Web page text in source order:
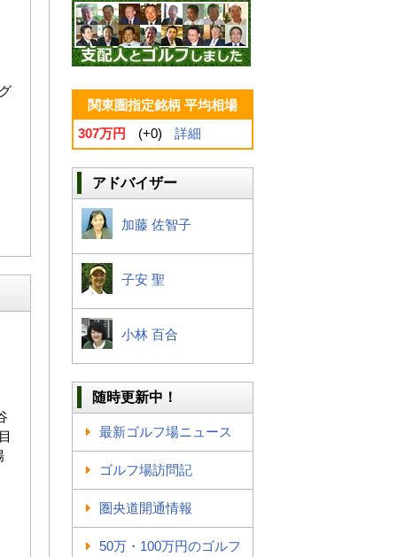
関東圏指定銘柄 平均相場
307万円
(+0) 詳細
アドバイザー
加藤 佐智子
子安 聖
小林 百合
随時更新中！
最新ゴルフ場ニュース
ゴルフ場訪問記
圏央道開通情報
50万・100万円のゴルフ